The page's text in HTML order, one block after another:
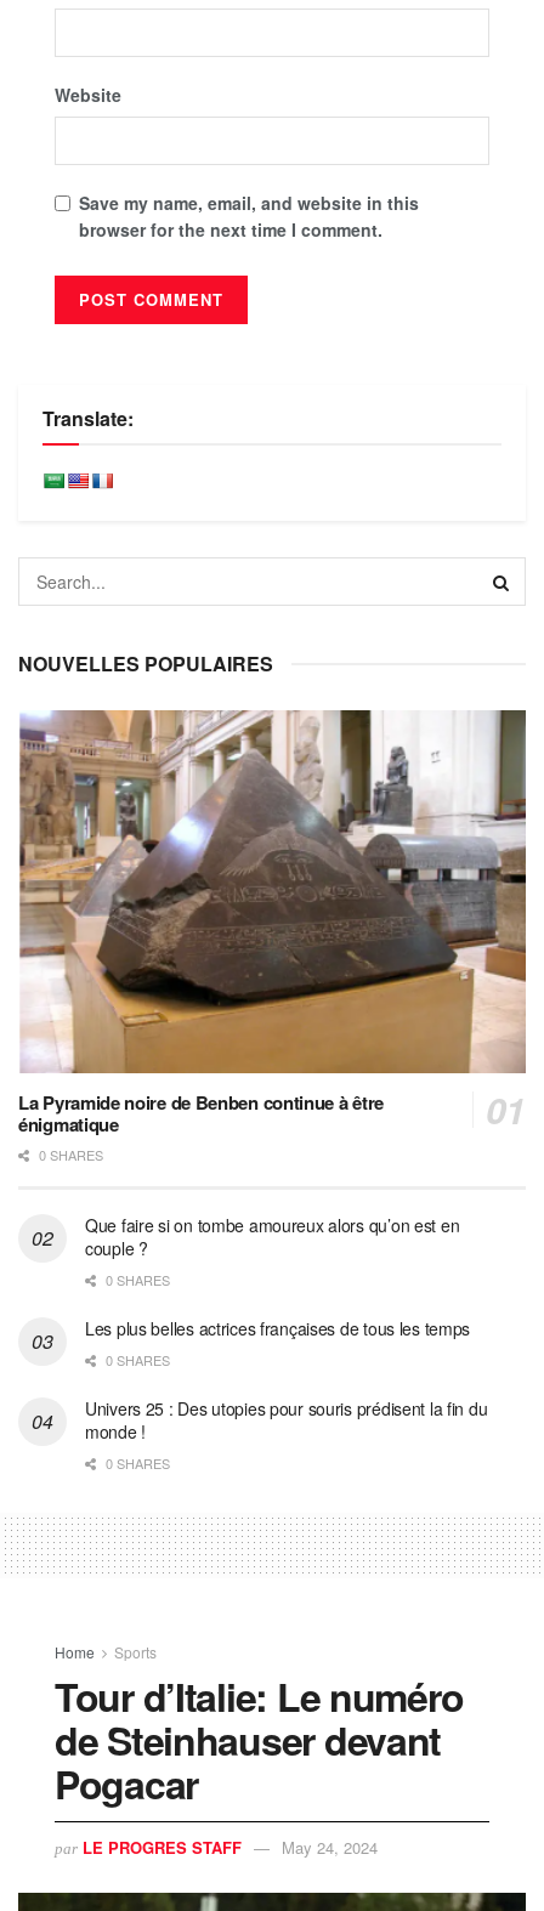
Website
Save my name, email, and website in this
browser for the next time I comment.
Translate:
NOUVELLES POPULAIRES
La Pyramide noire de Benben continue à être
énigmatique
0 SHARES
Que faire si on tombe amoureux alors qu’on est en
couple ?
0 SHARES
Les plus belles actrices françaises de tous les temps
0 SHARES
Univers 25 : Des utopies pour souris prédisent la fin du
monde !
0 SHARES
Home Sports
Tour d’Italie: Le numéro
de Steinhauser devant
Pogacar
par LE PROGRES STAFF May 24, 2024